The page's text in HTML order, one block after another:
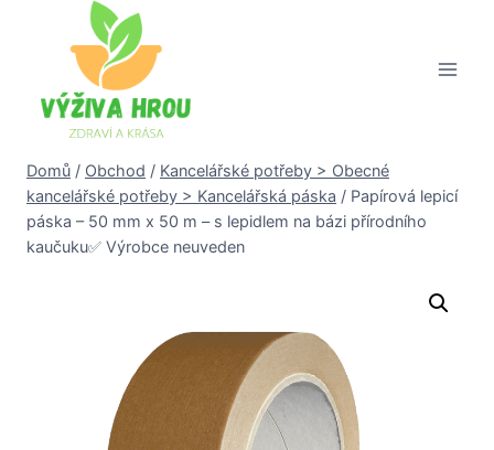
Domů / Obchod / Kancelářské potřeby > Obecné
kancelářské potřeby > Kancelářská páska / Papírová lepicí
páska – 50 mm x 50 m – s lepidlem na bázi přírodního
kaučuku✅ Výrobce neuveden